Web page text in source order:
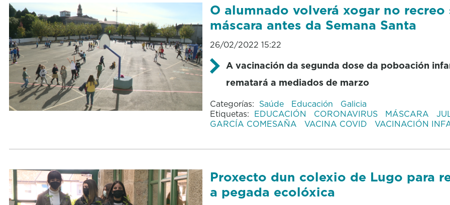
O alumnado volverá xogar no recreo
máscara antes da Semana Santa
26/02/2022 15:22
A vacinación da segunda dose da poboación
rematará a mediados de marzo
Categorías: Saúde Educación
Galicia
Etiquetas: EDUCACIÓN CORONAVIRUS MÁSCARA
GARCÍA COMESAÑA
VACINA COVID VACINACIÓN
Proxecto dun colexio de Lugo para
a pegada ecolóxica